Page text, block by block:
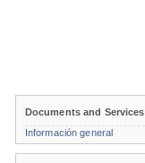
Documents and Services
Información general